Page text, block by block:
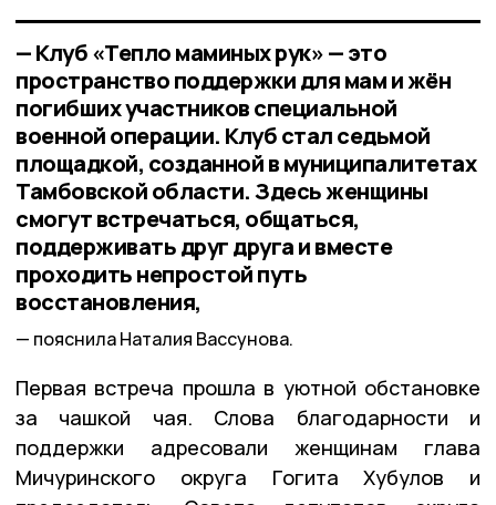
— Клуб «Тепло маминых рук» — это
пространство поддержки для мам и жён
погибших участников специальной
военной операции. Клуб стал седьмой
площадкой, созданной в муниципалитетах
Тамбовской области. Здесь женщины
смогут встречаться, общаться,
поддерживать друг друга и вместе
проходить непростой путь
восстановления,
пояснила Наталия Вассунова.
Первая встреча прошла в уютной обстановке
за чашкой чая. Слова благодарности и
поддержки адресовали женщинам глава
Мичуринского округа Гогита Хубулов и